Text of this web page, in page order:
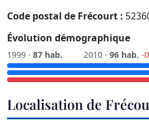
Code postal de Frécourt :
Évolution démographique
1999 · 87 hab. 2010 · 96 hab. -
Localisation de